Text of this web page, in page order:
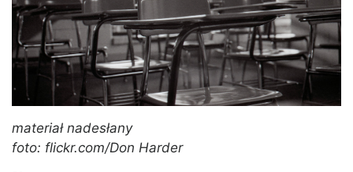
materiał nadesłany
foto: flickr.com/Don Harder